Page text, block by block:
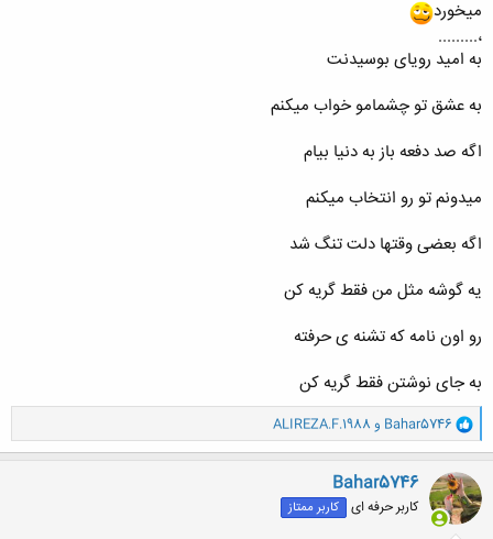
میخورد
،.........
به امید رویای بوسیدنت
به عشق تو چشمامو خواب میکنم
اگه صد دفعه باز به دنیا بیام
میدونم تو رو انتخاب میکنم
اگه بعضی وقتها دلت تنگ شد
یه گوشه مثل من فقط گریه کن
رو اون نامه که تشنه ی حرفته
به جای نوشتن فقط گریه کن
و
ا
ک
ن
ش
ه
ا
Bahar5746 و ALIREZA.F.1988
Bahar5746
کاربر حرفه ای کاربر ممتاز